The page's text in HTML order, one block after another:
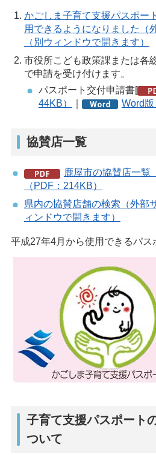
かごしま子育て支援パスポー
用できるようになりました（
（別ウィンドウで開きます）
市役所こども政策課または各
で申請を受け付けます。
パスポート交付申請書[
44KB）
Word版
協賛店一覧
鹿屋市の協賛店一覧
（PDF：214KB）
県内の協賛店舗の検索（外部
ィンドウで開きます）
平成27年4月から使用できるパス
子育て支援パスポート
ついて